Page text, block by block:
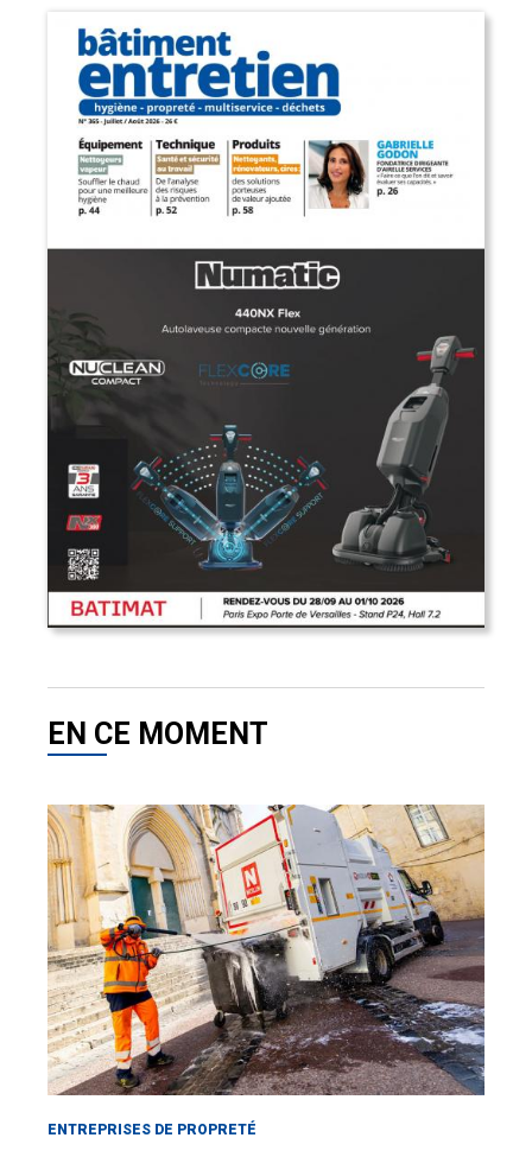
EN CE MOMENT
ENTREPRISES DE PROPRETÉ